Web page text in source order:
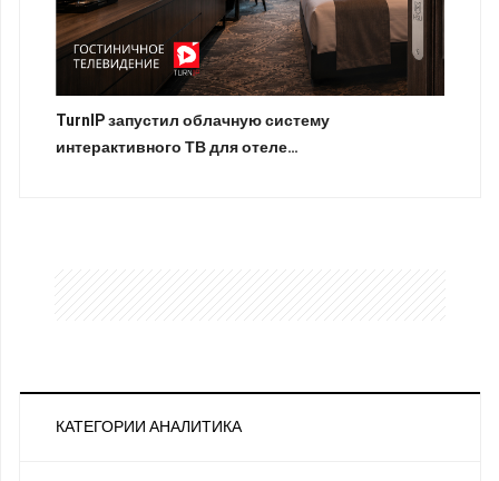
TurnIP запустил облачную систему
интерактивного ТВ для отеле…
КАТЕГОРИИ АНАЛИТИКА